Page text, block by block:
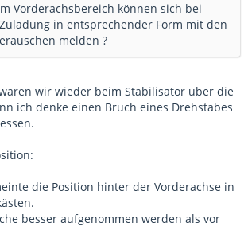
Vorderachsbereich können sich bei
in entsprechender Form mit den
melden ?
wir wieder beim Stabilisator über die
ich denke einen Bruch eines Drehstabes
die Position hinter der Vorderachse in
besser aufgenommen werden als vor